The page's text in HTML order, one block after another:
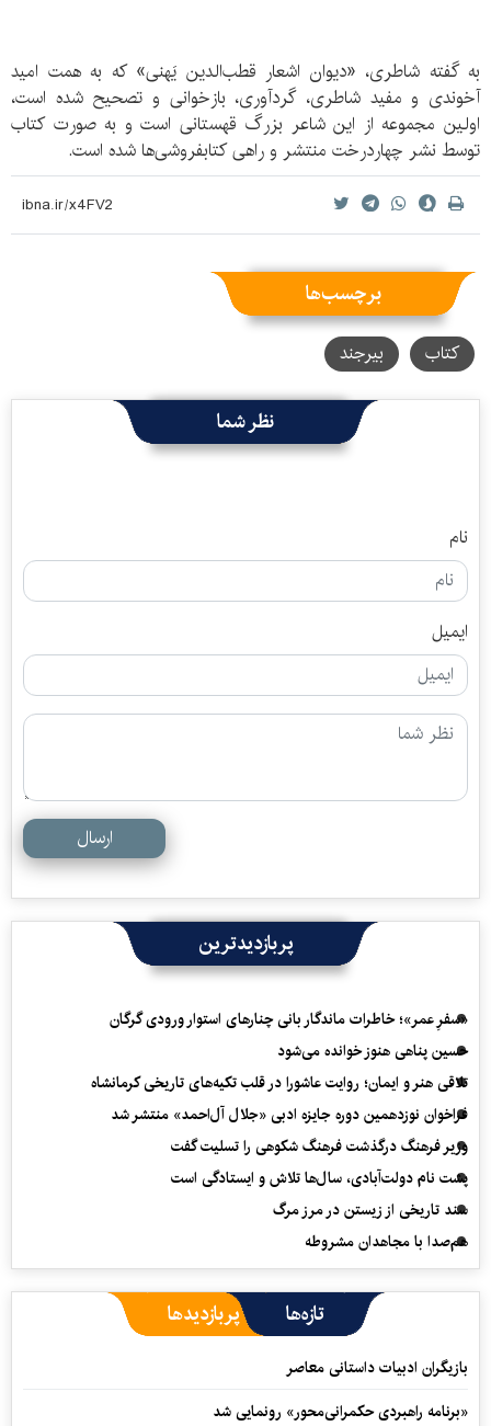
به گفته شاطری، «دیوان اشعار قطب‌الدین یَهنی» که به همت امید
آخوندی و مفید شاطری، گردآوری، بازخوانی و تصحیح شده است،
اولین مجموعه از این شاعر بزرگ قهستانی است و به صورت کتاب
توسط نشر چهاردرخت منتشر و راهی کتابفروشی‌ها شده است.
برچسب‌ها
کتاب بیرجند
نظر شما
نام
ایمیل
ارسال
پربازدیدترین
«سفرِ عمر»؛ خاطرات ماندگار بانی چنارهای استوار ورودی گرگان
حسین پناهی هنوز خوانده می‌شود
تلاقی هنر و ایمان؛ روایت عاشورا در قلب تکیه‌های تاریخی کرمانشاه
فراخوان نوزدهمین دوره جایزه ادبی «جلال آل‌احمد» منتشر شد
وزیر فرهنگ درگذشت فرهنگ شکوهی را تسلیت گفت
پشت نام دولت‌آبادی، سال‌ها تلاش و ایستادگی است
سند تاریخی از زیستن در مرز مرگ
هم‌صدا با مجاهدان مشروطه
تازه‌ها پربازدیدها
بازیگران ادبیات داستانی معاصر
«برنامه راهبردی حکمرانی‌محور» رونمایی شد